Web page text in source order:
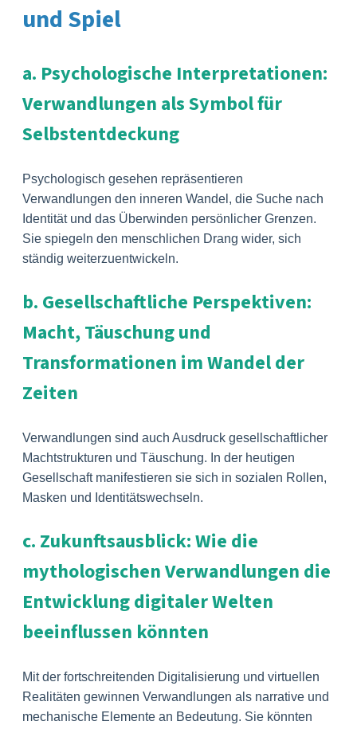
und Spiel
a. Psychologische Interpretationen:
Verwandlungen als Symbol für
Selbstentdeckung
Psychologisch gesehen repräsentieren
Verwandlungen den inneren Wandel, die Suche nach
Identität und das Überwinden persönlicher Grenzen.
Sie spiegeln den menschlichen Drang wider, sich
ständig weiterzuentwickeln.
b. Gesellschaftliche Perspektiven:
Macht, Täuschung und
Transformationen im Wandel der
Zeiten
Verwandlungen sind auch Ausdruck gesellschaftlicher
Machtstrukturen und Täuschung. In der heutigen
Gesellschaft manifestieren sie sich in sozialen Rollen,
Masken und Identitätswechseln.
c. Zukunftsausblick: Wie die
mythologischen Verwandlungen die
Entwicklung digitaler Welten
beeinflussen könnten
Mit der fortschreitenden Digitalisierung und virtuellen
Realitäten gewinnen Verwandlungen als narrative und
mechanische Elemente an Bedeutung. Sie könnten